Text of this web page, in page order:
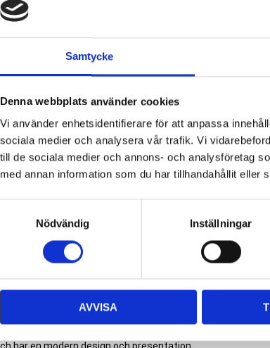
Samtycke
Denna webbplats använder cookies
Vi använder enhetsidentifierare för att anpassa
sociala medier och analysera vår trafik. Vi
till de sociala medier och annons- och analysföretag
med annan information som du har tillhandahållit eller
Nödvändig Inställningar
AVVISA
6 % väteperoxid – 4 ×
är en blekgel för hemmablekning som säljs endast till
innehåller 4 sprutor à 3 ml och användningstiden är 30–90
inte förvaras i kylskåp, vilket gör den enkel att förvara
Beauty innehåller den patenterade NOVON-formeln som gör
på kortare tid. Produkten innehåller även
som bidrar till att motverka sensibilitet och förstärka
kan ses inom en vecka.
NOVON-formeln
patenterade formula för professionell hemmablekning.
och den höga vattenhalten är den en viktig del av
bidrar till att motverka sensibilitet och
kan genomföras på kortare tid. White Dental
för kliniken
klinikens logotyp utan extra kostnad. Det finns även
som kan användas tillsammans med
levereras i miljövänliga förpackningar som är framtagna